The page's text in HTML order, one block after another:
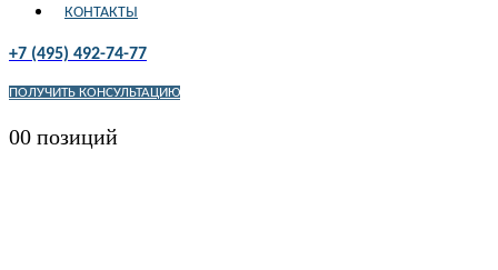
КОНТАКТЫ
+7 (495) 492-74-77
ПОЛУЧИТЬ КОНСУЛЬТАЦИЮ
00 позиций